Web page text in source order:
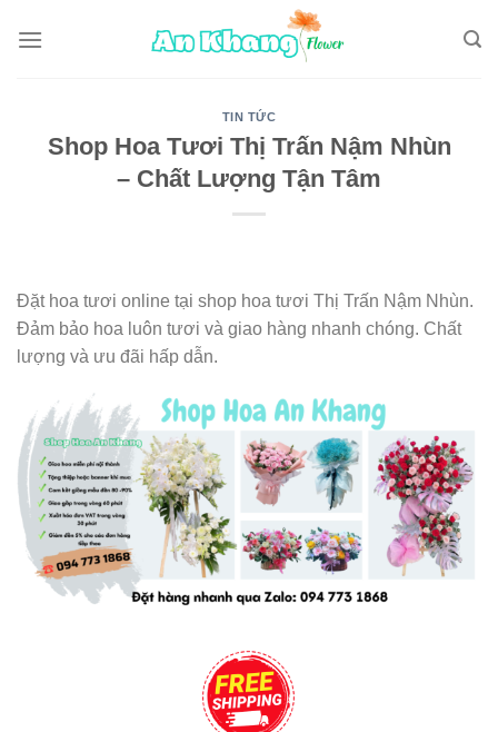
TIN TỨC
Shop Hoa Tươi Thị Trấn Nậm Nhùn
– Chất Lượng Tận Tâm
Đặt hoa tươi online tại shop hoa tươi Thị Trấn Nậm Nhùn.
Đảm bảo hoa luôn tươi và giao hàng nhanh chóng. Chất
lượng và ưu đãi hấp dẫn.